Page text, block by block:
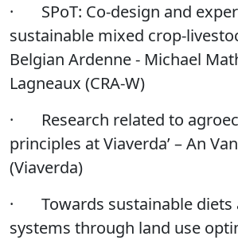
· SPoT: Co-design and
sustainable mixed crop-
Belgian Ardenne - Michael
Lagneaux (CRA-W)
· Research related to
principles at Viaverda’ – An
(Viaverda)
· Towards sustainable
systems through land use